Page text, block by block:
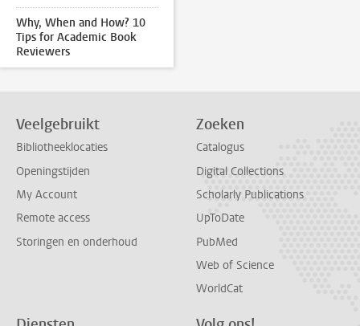
Why, When and How? 10
Tips for Academic Book
Reviewers
Veelgebruikt
Bibliotheeklocaties
Openingstijden
My Account
Remote access
Storingen en onderhoud
Zoeken
Catalogus
Digital Collections
Scholarly Publications
UpToDate
PubMed
Web of Science
WorldCat